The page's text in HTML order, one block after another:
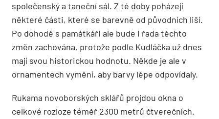
společenský a taneční sál. Z té doby poházejí
některé části, které se barevně od původních liší.
Po dohodě s památkáři ale bude i řada těchto
změn zachována, protože podle Kudláčka už dnes
mají svou historickou hodnotu. Někde je ale v
ornamentech vymění, aby barvy lépe odpovídaly.
Rukama novoborských sklářů projdou okna o
celkové rozloze téměř 2300 metrů čtverečních.